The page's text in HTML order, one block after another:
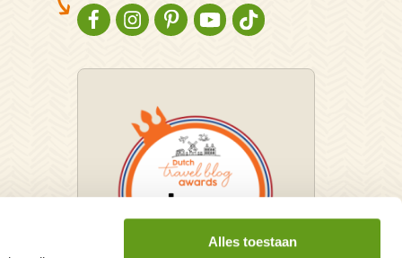
Alles toestaan
NATURESCANNER OP FACEBOOK
NATURESCANNER OP INSTAGRAM
NATURESCANNER OP PINTEREST
NATURESCANNER OP YOUTUBE
NATURESCANNER OP